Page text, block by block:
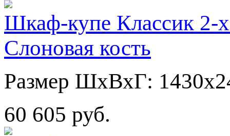
Шкаф-купе Классик 2-
Слоновая кость
Размер ШхВхГ:
60 605 руб.